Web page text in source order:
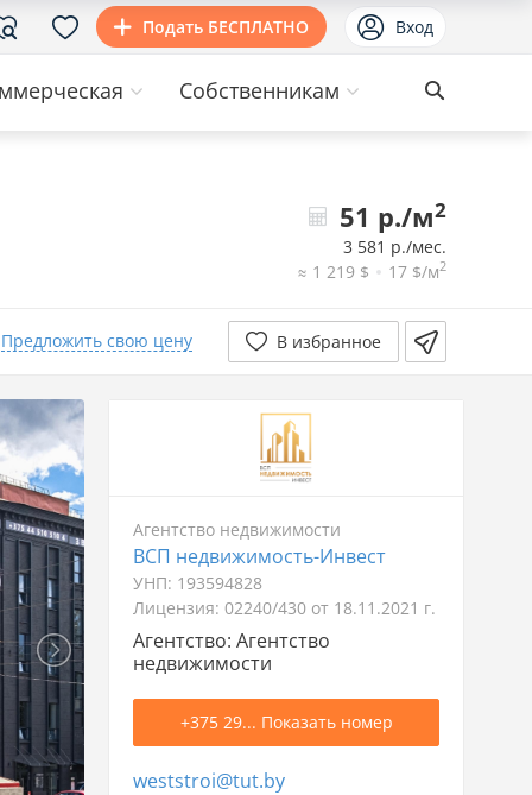
Подать БЕСПЛАТНО Вход
Собственникам
51 р./м2
3 581 р./мес.
≈ 1 219 $
17 $/м2
Предложить свою цену В избранное
Агентство недвижимости
ВСП недвижимость-Инвест
УНП: 193594828
Лицензия: 02240/430 от 18.11.2021 г.
Агентство: Агентство
недвижимости
+375 29... Показать номер
weststroi@tut.by